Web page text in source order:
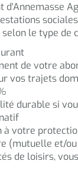
d'Annemasse
le type de
de votre
vos trajets
durable si
à votre
(mutuelle et/
de loisirs,